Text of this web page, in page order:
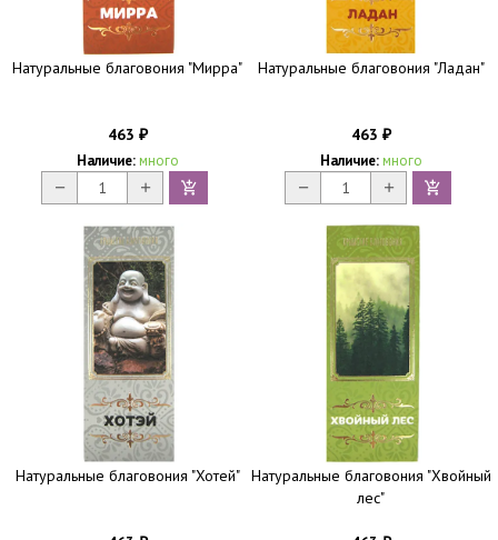
Натуральные благовония "Мирра"
463 ₽
Наличие: много
Натуральные благовония "Ладан"
463 ₽
Наличие: много
Натуральные благовония "Хотей" Натуральные благовония "Хвойный
лес"